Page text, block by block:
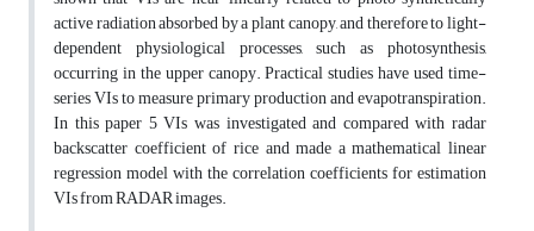
active radiation absorbed by a plant canopy, and therefore to light-
dependent physiological processes, such as photosynthesis,
occurring in the upper canopy. Practical studies have used time-
series VIs to measure primary production and evapotranspiration.
In this paper 5 VIs was investigated and compared with radar
backscatter coefficient of rice and made a mathematical linear
regression model with the correlation coefficients for estimation
VIs from RADAR images.